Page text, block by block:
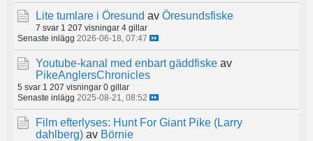
Lite tumlare i Öresund av Öresundsfiske
7 svar 1 207 visningar 4 gillar
Senaste inlägg 2026-06-18, 07:47
Youtube-kanal med enbart gäddfiske av
PikeAnglersChronicles
5 svar 1 207 visningar 0 gillar
Senaste inlägg 2025-08-21, 08:52
Film efterlyses: Hunt For Giant Pike (Larry
dahlberg) av Börnie